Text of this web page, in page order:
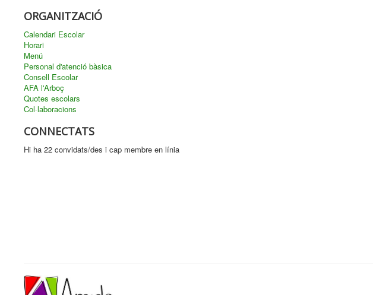
ORGANITZACIÓ
Calendari Escolar
Horari
Menú
Personal d'atenció bàsica
Consell Escolar
AFA l'Arboç
Quotes escolars
Col·laboracions
CONNECTATS
Hi ha 22 convidats/des i cap membre en línia